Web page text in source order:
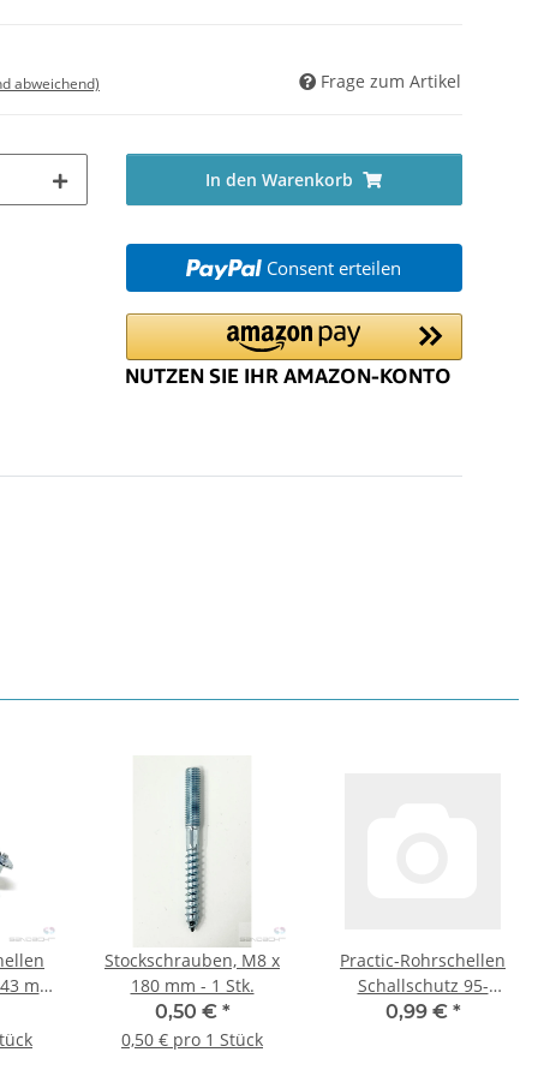
abweichend) Frage zum Artikel
In den Warenkorb
Consent erteilen
mm
Stockschrauben, M8 x
180 mm - 1 Stk.
0,50 € *
0,50 € pro 1 Stück
Practic-Rohrschellen
Schallschutz 95-
103mm, M8/M10, 1
0,99 € *